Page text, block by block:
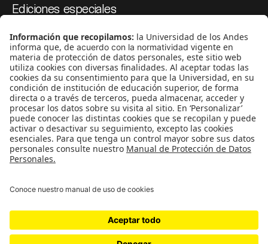
Ediciones especiales
SÍGUENOS
¿Quieres escribir en 070?